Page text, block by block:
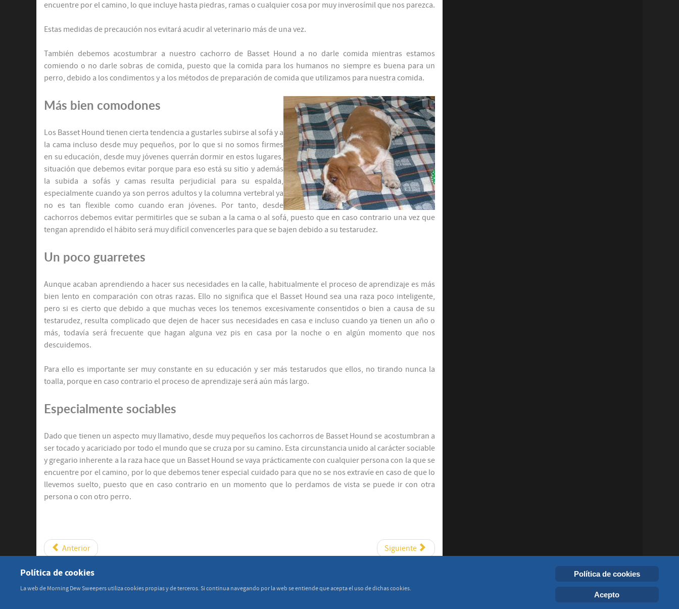
encuentre por el camino, lo que incluye hasta piedras, ramas o cualquier cosa por muy inverosímil que nos parezca.
Estas medidas de precaución nos evitará acudir al veterinario más de una vez.
También debemos acostumbrar a nuestro cachorro de Basset Hound a no darle comida mientras estamos
comiendo o no darle sobras de comida, puesto que la comida para los humanos no siempre es buena para un
perro, debido a los condimentos y a los métodos de preparación de comida que utilizamos para nuestra comida.
Más bien comodones
Los Basset Hound tienen cierta tendencia a gustarles subirse al sofá y a
la cama incluso desde muy pequeños, por lo que si no somos firmes
en su educación, desde muy jóvenes querrán dormir en estos lugares,
situación que debemos evitar porque para eso está su sitio y además
la subida a sofás y camas resulta perjudicial para su espalda,
especialmente cuando ya son perros adultos y la columna vertebral ya
no es tan flexible como cuando eran jóvenes. Por tanto, desde
cachorros debemos evitar permitirles que se suban a la cama o al sofá, puesto que en caso contrario una vez que
tengan aprendido el hábito será muy difícil convencerles para que se bajen debido a su testarudez.
Un poco guarretes
Aunque acaban aprendiendo a hacer sus necesidades en la calle, habitualmente el proceso de aprendizaje es más
bien lento en comparación con otras razas. Ello no significa que el Basset Hound sea una raza poco inteligente,
pero si es cierto que debido a que muchas veces los tenemos excesivamente consentidos o bien a causa de su
testarudez, resulta complicado que dejen de hacer sus necesidades en casa e incluso cuando ya tienen un año o
más, todavía será frecuente que hagan alguna vez pis en casa por la noche o en algún momento que nos
descuidemos.
Para ello es importante ser muy constante en su educación y ser más testarudos que ellos, no tirando nunca la
toalla, porque en caso contrario el proceso de aprendizaje será aún más largo.
Especialmente sociables
Dado que tienen un aspecto muy llamativo, desde muy pequeños los cachorros de Basset Hound se acostumbran a
ser tocado y acariciado por todo el mundo que se cruza por su camino. Esta circunstancia unido al carácter sociable
y gregario inherente a la raza hace que un Basset Hound se vaya prácticamente con cualquier persona con la que se
encuentre por el camino, por lo que debemos tener especial cuidado para que no se nos extravíe en caso de que lo
llevemos suelto, puesto que en caso contrario en un momento que lo perdamos de vista se puede ir con otra
persona o con otro perro.
Anterior Siguiente
© 2015 - 2026 Morning Dew Sweepers
Política de cookies
La web de Morning Dew Sweepers utiliza cookies propias y de terceros. Si continua navegando por la web se entiende que acepta el uso de dichas cookies.
Política de cookies
Acepto